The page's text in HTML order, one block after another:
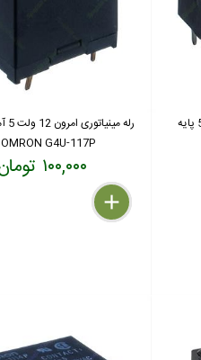
رله مینیاتوری امرون 12 ولت 1 آمپر 5 پایه
OMRON G4U-117P
۱۰۰,۰۰۰ تومان
delete
remove
add